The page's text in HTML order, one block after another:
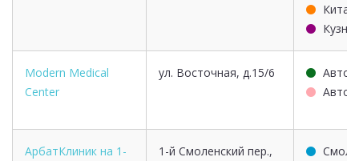
Modern Medical
Center
ул. Восточная, д.15/6
АрбатКлиник на 1-
1-й Смоленский пер.,